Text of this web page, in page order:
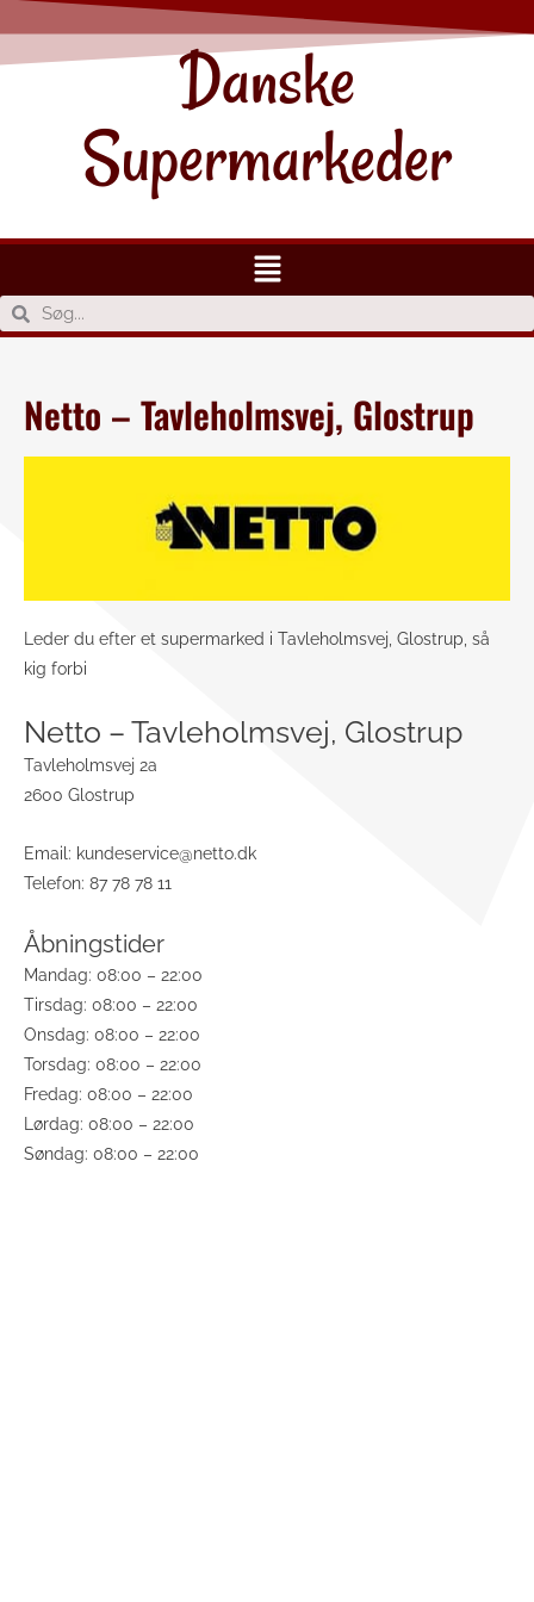
Danske
Supermarkeder
Netto – Tavleholmsvej, Glostrup
Leder du efter et supermarked i Tavleholmsvej, Glostrup, så
kig forbi
Netto – Tavleholmsvej, Glostrup
Tavleholmsvej 2a
2600 Glostrup
Email: kundeservice@netto.dk
Telefon: 87 78 78 11
Åbningstider
Mandag: 08:00 – 22:00
Tirsdag: 08:00 – 22:00
Onsdag: 08:00 – 22:00
Torsdag: 08:00 – 22:00
Fredag: 08:00 – 22:00
Lørdag: 08:00 – 22:00
Søndag: 08:00 – 22:00